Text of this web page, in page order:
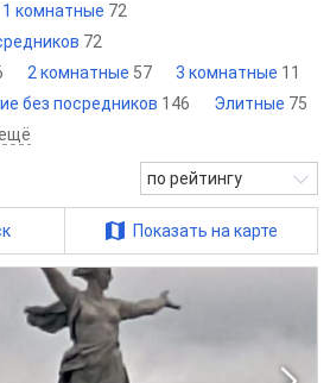
1 комнатные 72
72
2 комнатные 57 3 комнатные 11
без посредников 146 Элитные 75
по рейтингу
Показать на карте